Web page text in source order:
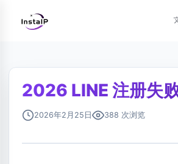
2026 LINE 注册失
2026年2月25日 388 次浏览